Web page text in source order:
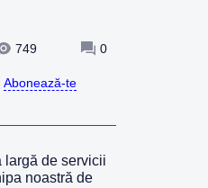
749 0
Abonează-te
largă de servicii
noastră de